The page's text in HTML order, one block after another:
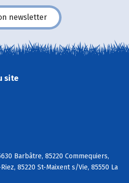
newsletter
site
Barbâtre, 85220 Commequiers,
85220 St-Maixent s/Vie, 85550 La